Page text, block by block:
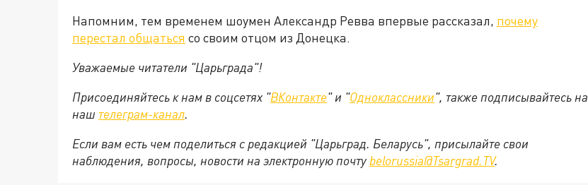
Напомним, тем временем шоумен Александр Ревва впервые рассказал, почему
перестал общаться со своим отцом из Донецка.
Уважаемые читатели "Царьграда"!
Присоединяйтесь к нам в соцсетях "ВКонтакте" и "Одноклассники", также подписывайтесь на
наш телеграм-канал.
Если вам есть чем поделиться с редакцией "Царьград. Беларусь", присылайте свои
наблюдения, вопросы, новости на электронную почту belorussia@Tsargrad.TV.